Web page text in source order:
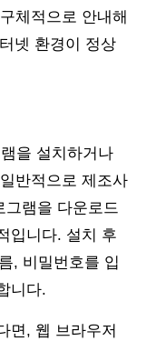
체적으로 안내해
넷 환경이 정상
을 설치하거나
반적으로 제조사
그램을 다운로드
입니다. 설치 후
, 비밀번호를 입
니다.
면, 웹 브라우저